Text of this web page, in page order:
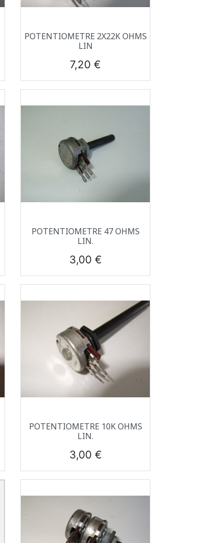
Aperçu rapide
POTENTIOMETRE 2X22K OHMS
LIN
Prix
7,20 €
Aperçu rapide
POTENTIOMETRE 47 OHMS
LIN.
Prix
3,00 €
Aperçu rapide
POTENTIOMETRE 10K OHMS
LIN.
Prix
3,00 €